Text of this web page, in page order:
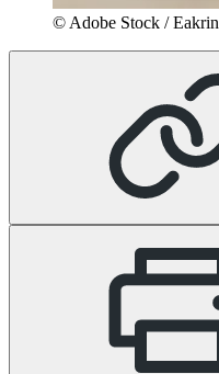
© Adobe Stock / Eakrin